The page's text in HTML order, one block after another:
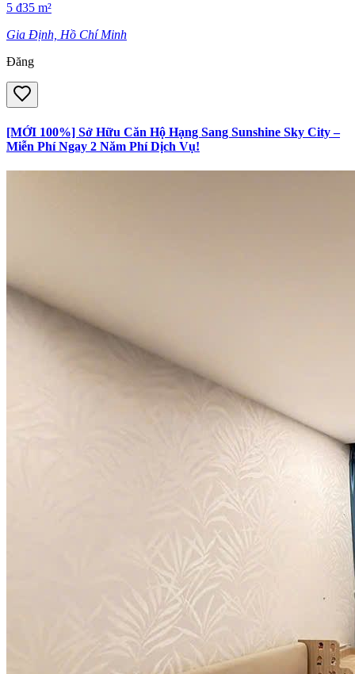
5 đ35 m²
Gia Định, Hồ Chí Minh
Đăng
[MỚI 100%] Sở Hữu Căn Hộ Hạng Sang Sunshine Sky City –
Miễn Phí Ngay 2 Năm Phí Dịch Vụ!